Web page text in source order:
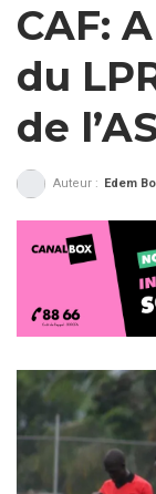
CAF:
du
de
Auteur : Edem